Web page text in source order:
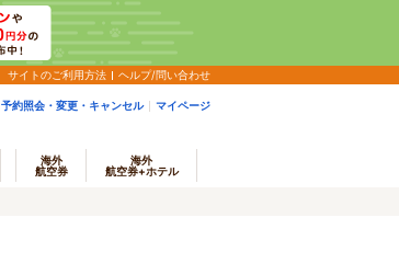
サイトのご利用方法 ヘルプ/問い合わせ
予約照会・変更・キャンセル マイページ
海外
航空券
海外
航空券+ホテル